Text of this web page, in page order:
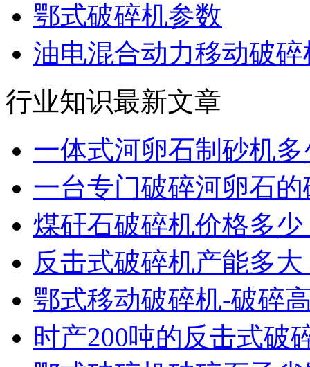
鄂式破碎机参数
油电混合动力移动破
行业知识最新文章
一体式河卵石制砂机
一台专门破碎河卵石
煤矸石破碎机价格多少
反击式破碎机产能多大
鄂式移动破碎机-破碎
时产200吨的反击式破